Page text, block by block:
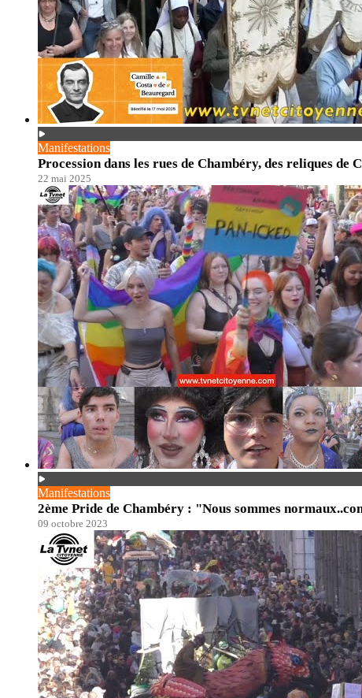
Manifestations
Procession dans les rues de Chambéry, des reliques de
22 mai 2025
Manifestations
2ème Pride de Chambéry : "Nous sommes
09 octobre 2023